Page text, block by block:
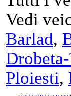
Vedi
Barlad,
Ploiesti,